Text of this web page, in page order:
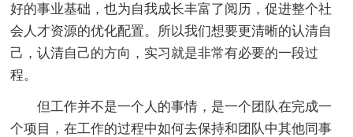
好的事业基础，也为自我成长丰富了阅历，促进整个社
会人才资源的优化配置。所以我们想要更清晰的认清自
己，认清自己的方向，实习就是非常有必要的一段过
程。
但工作并不是一个人的事情，是一个团队在完成一
个项目，在工作的过程中如何去保持和团队中其他同事